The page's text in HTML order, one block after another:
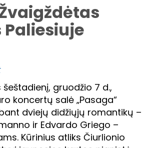
šeštadienį, gruodžio 7 d.,
koncertų salė „Pasaga“
dviejų didžiųjų romantikų –
ir Edvardo Griego –
Kūrinius atliks Čiurlionio